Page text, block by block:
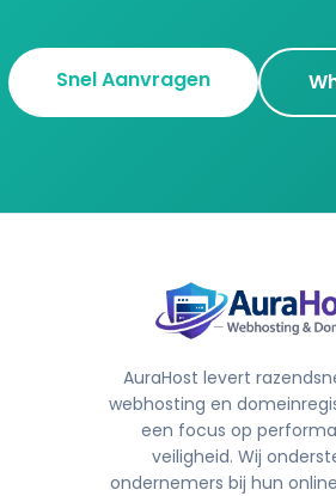
Snel Aanvragen
AuraHost levert
webhosting en
een focus op
veiligheid. Wij
ondernemers bij hun